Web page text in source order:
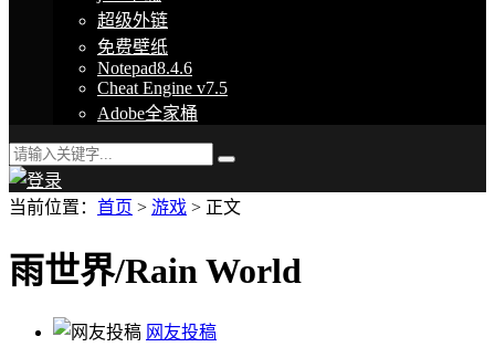
超级外链
免费壁纸
Notepad8.4.6
Cheat Engine v7.5
Adobe全家桶
当前位置： 首页 > 游戏 > 正文
雨世界/Rain World
网友投稿